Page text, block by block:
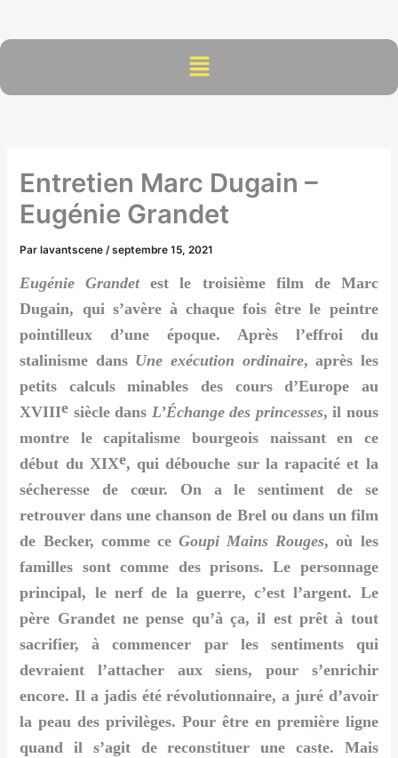
contenu
Menu
Entretien Marc Dugain –
Eugénie Grandet
Parlavantscene /septembre 15, 2021
Eugénie Grandetest le troisième film de Marc
Dugain, qui s’avère à chaque fois être le peintre
pointilleux d’une époque. Après l’effroi du
stalinisme dans Une exécution ordinaire, après les
petits calculs minables des cours d’Europe au
XVIIIe siècle dans L’Échange des princesses, il nous
montre le capitalisme bourgeois naissant en ce
début du XIXe, qui débouche sur la rapacité et la
sécheresse de cœur. On a le sentiment de se
retrouver dans une chanson de Brel ou dans un film
de Becker, comme ce Goupi Mains Rouges, où les
familles sont comme des prisons. Le personnage
principal, le nerf de la guerre, c’est l’argent. Le
père Grandet ne pense qu’à ça, il est prêt à tout
sacrifier, à commencer par les sentiments qui
devraient l’attacher aux siens, pour s’enrichir
encore. Il a jadis été révolutionnaire, a juré d’avoir
la peau des privilèges. Pour être en première ligne
quand il s’agit de reconstituer une caste. Mais